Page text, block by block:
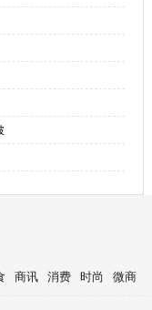
商讯 消费 时尚 微商